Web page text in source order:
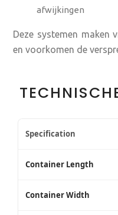
afwijkingen
Deze systemen maken
en voorkomen de
Specification
Container Length
Container Width